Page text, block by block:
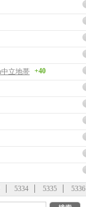
立地帯 +40
5334 5335 5336